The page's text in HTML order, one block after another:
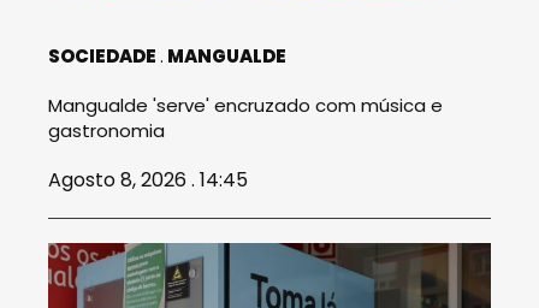
SOCIEDADE MANGUALDE
Mangualde 'serve' encruzado com música e
gastronomia
Agosto 8, 2026 . 14:45